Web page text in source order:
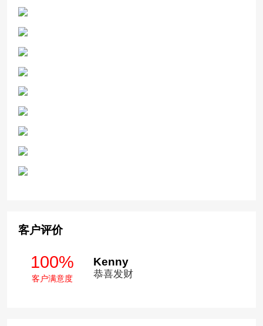
客户评价
100%
客户满意度
Kenny
恭喜发财